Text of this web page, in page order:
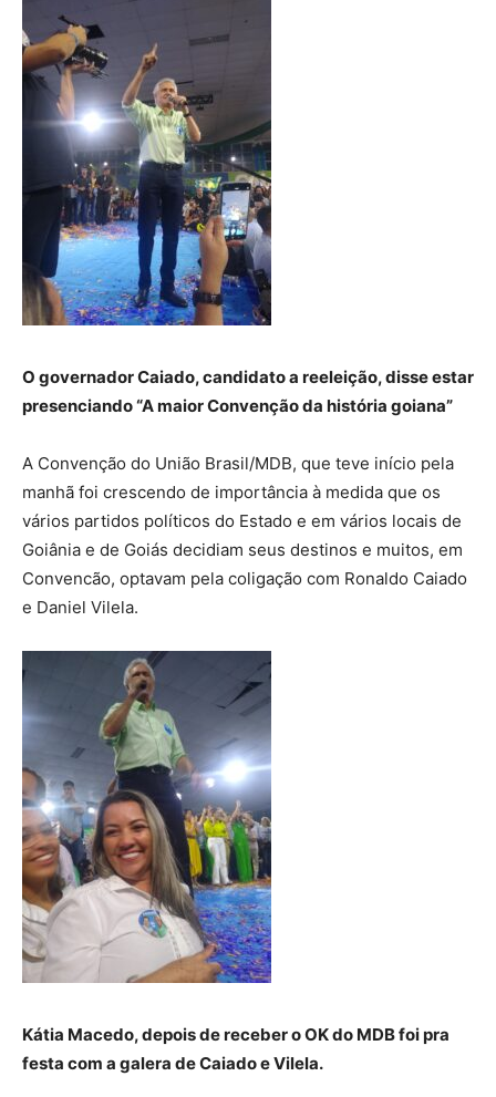
O governador Caiado, candidato a reeleição, disse estar
presenciando “A maior Convenção da história goiana”
A Convenção do União Brasil/MDB, que teve início pela
manhã foi crescendo de importância à medida que os
vários partidos políticos do Estado e em vários locais de
Goiânia e de Goiás decidiam seus destinos e muitos, em
Convencão, optavam pela coligação com Ronaldo Caiado
e Daniel Vilela.
Kátia Macedo, depois de receber o OK do MDB foi pra
festa com a galera de Caiado e Vilela.